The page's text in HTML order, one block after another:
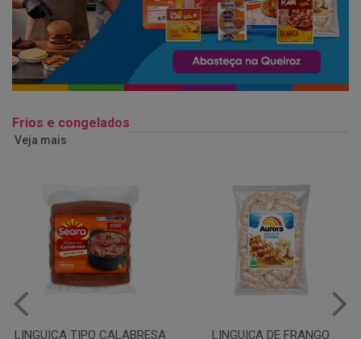
Frios e congelados
Veja mais
LINGUIÇA DE FRANGO QUEIJO MUSSARELA